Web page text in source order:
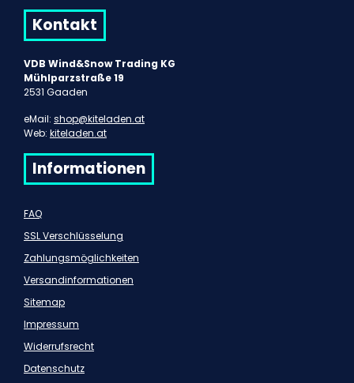
Kontakt
VDB Wind&Snow Trading KG
Mühlparzstraße 19
2531 Gaaden
eMail: shop@kiteladen.at
Web: kiteladen.at
Informationen
FAQ
SSL Verschlüsselung
Zahlungsmöglichkeiten
Versandinformationen
Sitemap
Impressum
Widerrufsrecht
Datenschutz